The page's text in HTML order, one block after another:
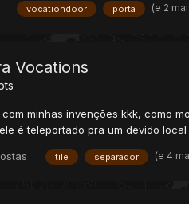
vocationdoor porta (e 2
Vocations
minhas invenções kkk, como
é teleportado pra um devido
tile separador (e 4